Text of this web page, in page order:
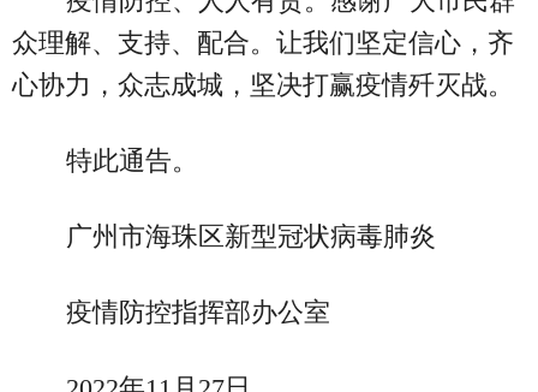
众理解、支持、配合。让我们坚定信心，齐
心协力，众志成城，坚决打赢疫情歼灭战。
特此通告。
广州市海珠区新型冠状病毒肺炎
疫情防控指挥部办公室